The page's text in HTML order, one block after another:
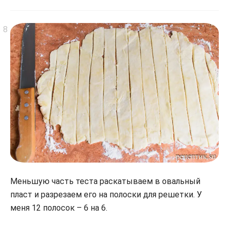
Меньшую часть теста раскатываем в овальный
пласт и разрезаем его на полоски для решетки. У
меня 12 полосок – 6 на 6.